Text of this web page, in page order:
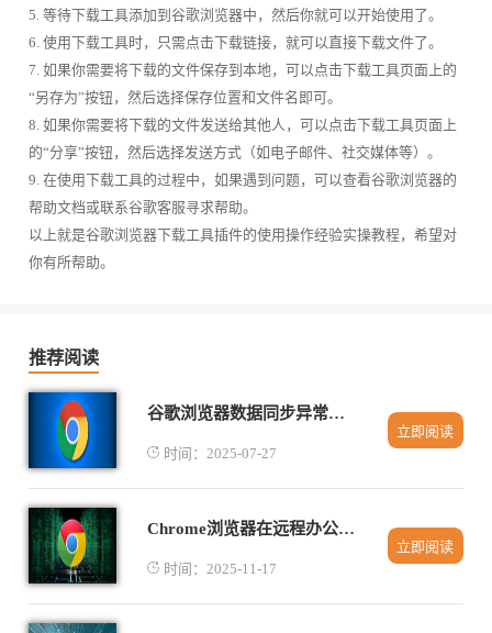
5. 等待下载工具添加到谷歌浏览器中，然后你就可以开始使用了。
6. 使用下载工具时，只需点击下载链接，就可以直接下载文件了。
7. 如果你需要将下载的文件保存到本地，可以点击下载工具页面上的
“另存为”按钮，然后选择保存位置和文件名即可。
8. 如果你需要将下载的文件发送给其他人，可以点击下载工具页面上
的“分享”按钮，然后选择发送方式（如电子邮件、社交媒体等）。
9. 在使用下载工具的过程中，如果遇到问题，可以查看谷歌浏览器的
帮助文档或联系谷歌客服寻求帮助。
以上就是谷歌浏览器下载工具插件的使用操作经验实操教程，希望对
你有所帮助。
推荐阅读
谷歌浏览器数据同步异常如何防止历史数据丢失
时间：2025-07-27
立即阅读
Chrome浏览器在远程办公中提升协作效率的方案
时间：2025-11-17
立即阅读